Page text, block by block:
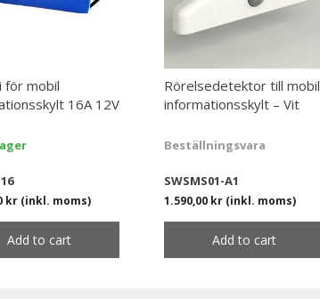
för mobil
16A 12V
kr (inkl. moms)
Add to cart
Rörelsedetektor till mobil
informationsskylt – Vit
Beställningsvara
SWSMS01-A1
1.590,00 kr (inkl. moms)
Add to cart